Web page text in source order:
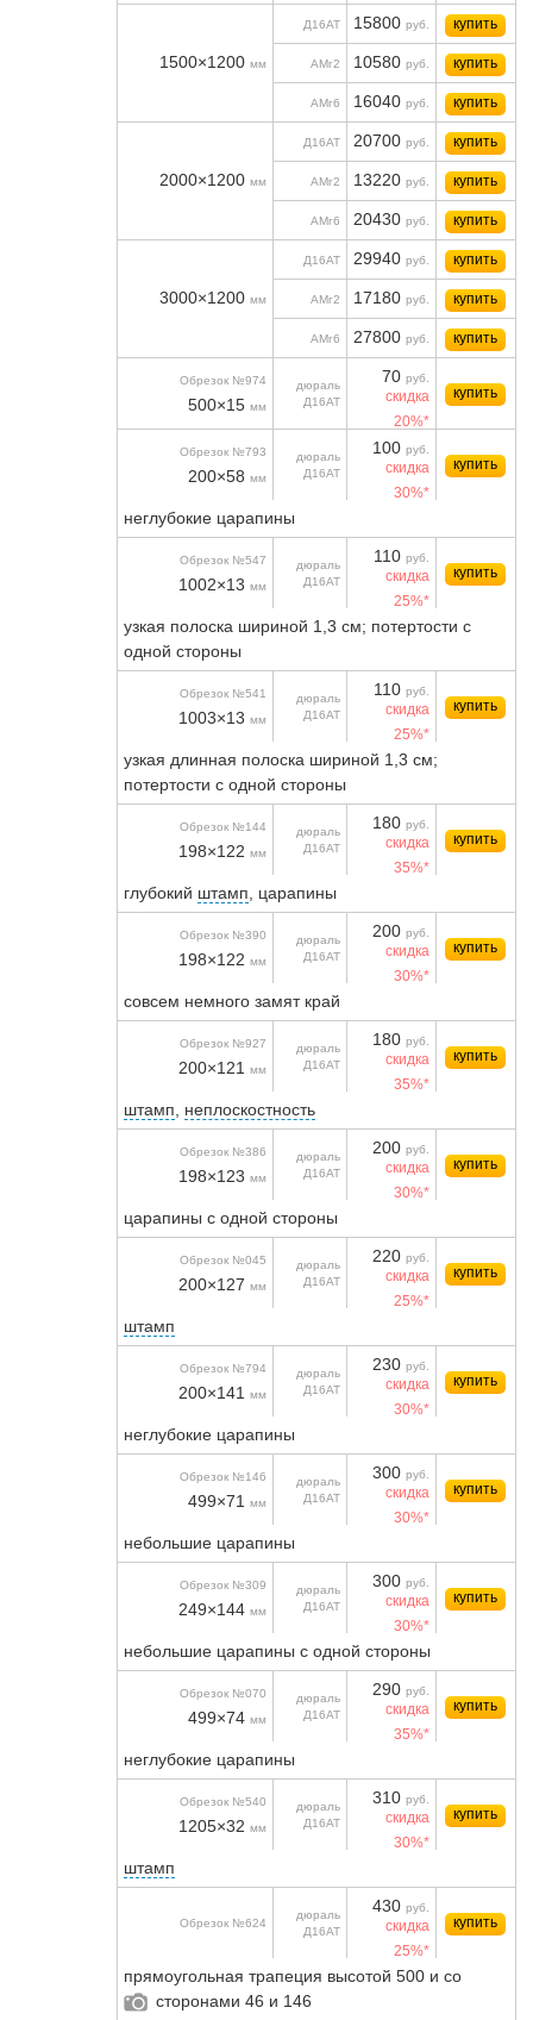
1500×1200 мм
Д16АТ 15800 руб. купить
АМг2 10580 руб. купить
АМг6 16040 руб. купить
2000×1200 мм
Д16АТ 20700 руб. купить
АМг2 13220 руб. купить
АМг6 20430 руб. купить
3000×1200 мм
Д16АТ 29940 руб. купить
АМг2 17180 руб. купить
АМг6 27800 руб. купить
Обрезок №974
500×15 мм
дюраль
Д16АТ
70 руб.
скидка
20%*
купить
Обрезок №793
200×58 мм
дюраль
Д16АТ
100 руб.
скидка
30%*
купить
неглубокие царапины
Обрезок №547
1002×13 мм
дюраль
Д16АТ
110 руб.
скидка
25%*
купить
узкая полоска шириной 1,3 см; потертости с
одной стороны
Обрезок №541
1003×13 мм
дюраль
Д16АТ
110 руб.
скидка
25%*
купить
узкая длинная полоска шириной 1,3 см;
потертости с одной стороны
Обрезок №144
198×122 мм
дюраль
Д16АТ
180 руб.
скидка
35%*
купить
глубокий штамп , царапины
Обрезок №390
198×122 мм
дюраль
Д16АТ
200 руб.
скидка
30%*
купить
совсем немного замят край
Обрезок №927
200×121 мм
дюраль
Д16АТ
180 руб.
скидка
35%*
купить
штамп неплоскостность
Обрезок №386
198×123 мм
дюраль
Д16АТ
200 руб.
скидка
30%*
купить
царапины с одной стороны
Обрезок №045
200×127 мм
дюраль
Д16АТ
220 руб.
скидка
25%*
купить
штамп
Обрезок №794
200×141 мм
дюраль
Д16АТ
230 руб.
скидка
30%*
купить
неглубокие царапины
Обрезок №146
499×71 мм
дюраль
Д16АТ
300 руб.
скидка
30%*
купить
небольшие царапины
Обрезок №309
249×144 мм
дюраль
Д16АТ
300 руб.
скидка
30%*
купить
небольшие царапины с одной стороны
Обрезок №070
499×74 мм
дюраль
Д16АТ
290 руб.
скидка
35%*
купить
неглубокие царапины
Обрезок №540
1205×32 мм
дюраль
Д16АТ
310 руб.
скидка
30%*
купить
штамп
Обрезок №624
дюраль
Д16АТ
430 руб.
скидка
25%*
купить
прямоугольная трапеция высотой 500 и со
сторонами 46 и 146